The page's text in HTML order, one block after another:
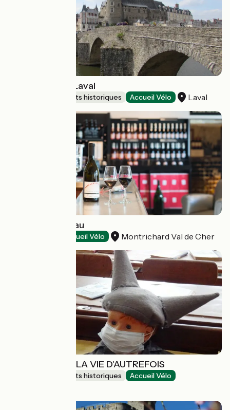
Le Château de Laval
Sites et monuments historiques Accueil Vélo Laval
Domaine Mérieau
Accueil Vélo Montrichard Val de Cher
ECOMUSÉE DE LA VIE D'AUTREFOIS
Sites et monuments historiques Accueil Vélo